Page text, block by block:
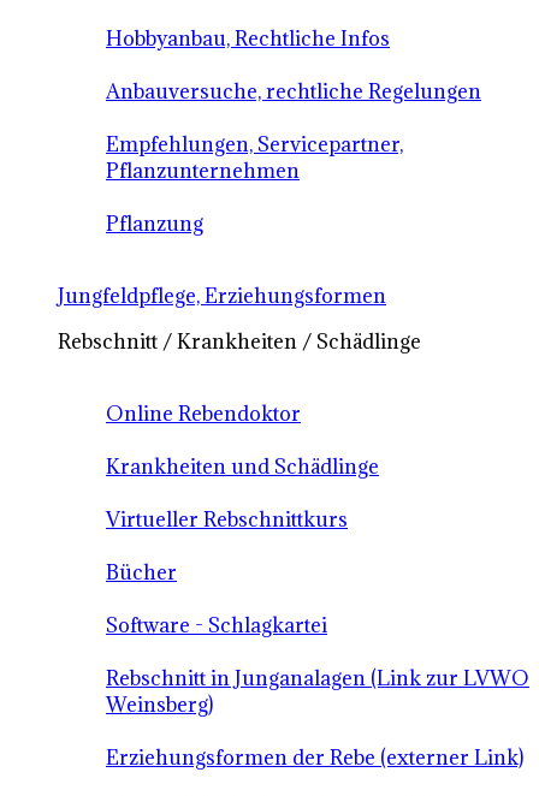
Hobbyanbau, Rechtliche Infos
Anbauversuche, rechtliche Regelungen
Empfehlungen, Servicepartner,
Pflanzunternehmen
Pflanzung
Jungfeldpflege, Erziehungsformen
Rebschnitt / Krankheiten / Schädlinge
Online Rebendoktor
Krankheiten und Schädlinge
Virtueller Rebschnittkurs
Bücher
Software - Schlagkartei
Rebschnitt in Junganalagen (Link zur LVWO
Weinsberg)
Erziehungsformen der Rebe (externer Link)